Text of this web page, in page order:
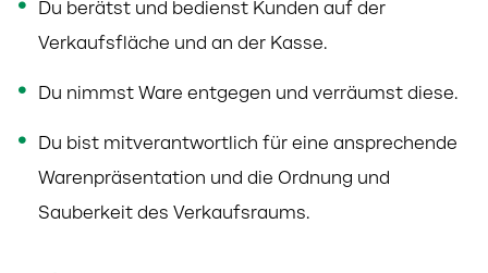
Du berätst und bedienst Kunden auf der
Verkaufsfläche und an der Kasse.
Du nimmst Ware entgegen und verräumst diese.
Du bist mitverantwortlich für eine ansprechende
Warenpräsentation und die Ordnung und
Sauberkeit des Verkaufsraums.